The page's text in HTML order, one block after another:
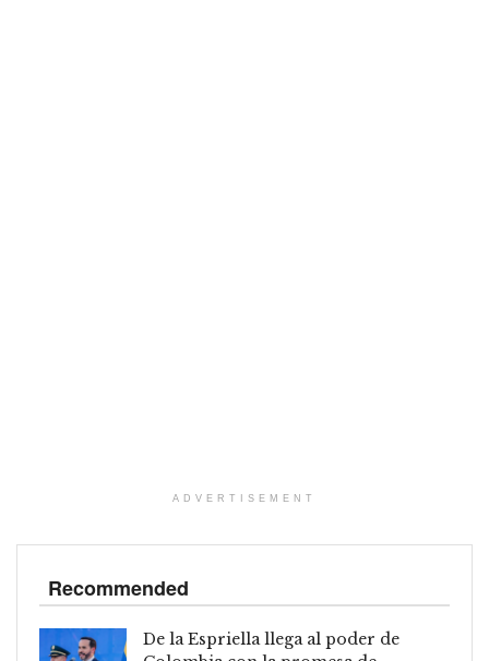
ADVERTISEMENT
Recommended
De la Espriella llega al poder de